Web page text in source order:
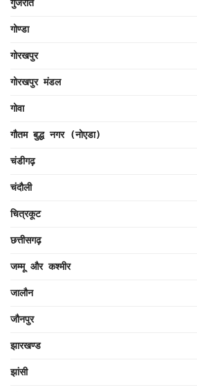
गुजरात
गोण्डा
गोरखपुर
गोरखपुर मंडल
गोवा
गौतम बुद्ध नगर (नोएडा)
चंडीगढ़
चंदौली
चित्रकूट
छत्तीसगढ़
जम्मू और कश्मीर
जालौन
जौनपुर
झारखण्ड
झांसी